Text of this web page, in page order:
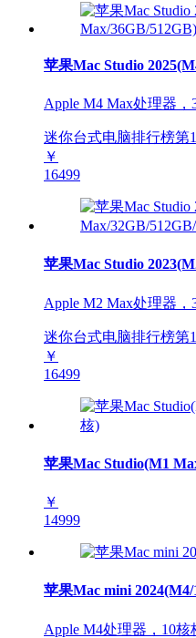
苹果Mac Studio
Apple M4 Max处理器
迷你台式电脑排行榜第
￥
16499
苹果Mac Studio
Apple M2 Max处理器
迷你台式电脑排行榜第
￥
16499
苹果Mac Studio(M1
￥
14999
苹果Mac mini 2024(M4/
Apple M4处理器，10核